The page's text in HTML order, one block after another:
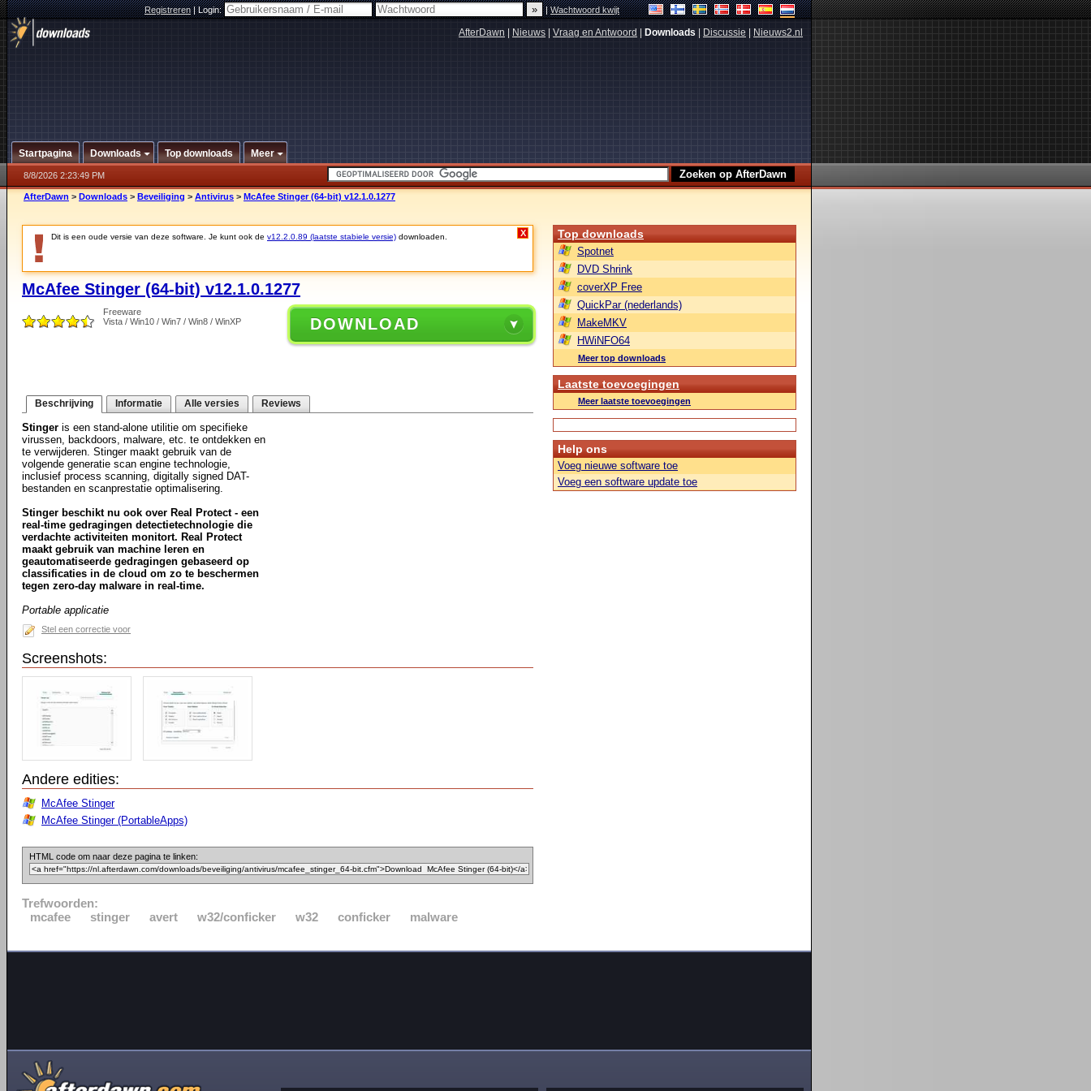
Registreren|Login: |Wachtwoord kwijt
AfterDawn Nieuws Vraag en Antwoord Downloads Discussie Nieuws2.nl
Startpagina Downloads Top downloads Meer
8/8/2026 2:23:49 PM
AfterDawn > Downloads > Beveiliging > Antivirus > McAfee Stinger (64-bit) v12.1.0.1277
Dit is een oude versie van deze software. Je kunt ook de v12.2.0.89 (laatste stabiele versie) downloaden. X
McAfee Stinger (64-bit) v12.1.0.1277
Freeware
Vista / Win10 / Win7 / Win8 / WinXP
DOWNLOAD
Beschrijving Informatie Alle versies Reviews
Stinger is een stand-alone utilitie om specifieke
virussen, backdoors, malware, etc. te ontdekken en
te verwijderen. Stinger maakt gebruik van de
volgende generatie scan engine technologie,
inclusief process scanning, digitally signed DAT-
bestanden en scanprestatie optimalisering.
Stinger beschikt nu ook over Real Protect - een
real-time gedragingen detectietechnologie die
verdachte activiteiten monitort. Real Protect
maakt gebruik van machine leren en
geautomatiseerde gedragingen gebaseerd op
classificaties in de cloud om zo te beschermen
tegen zero-day malware in real-time.
Portable applicatie
Stel een correctie voor
Screenshots:
Andere edities:
McAfee Stinger
McAfee Stinger (PortableApps)
HTML code om naar deze pagina te linken:
Trefwoorden:
mcafee
stinger avert w32/conficker w32 conficker malware
Top downloads
Spotnet
DVD Shrink
coverXP Free
QuickPar (nederlands)
MakeMKV
HWiNFO64
Meer top downloads
Laatste toevoegingen
Meer laatste toevoegingen
Help ons
Voeg nieuwe software toe
Voeg een software update toe